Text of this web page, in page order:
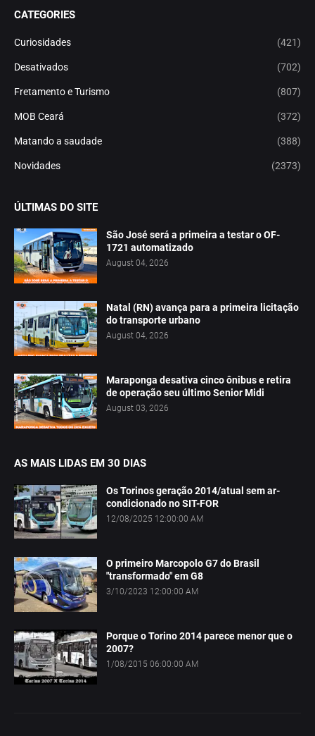
CATEGORIES
Curiosidades (421)
Desativados (702)
Fretamento e Turismo (807)
MOB Ceará (372)
Matando a saudade (388)
Novidades (2373)
ÚLTIMAS DO SITE
São José será a primeira a testar o OF-
1721 automatizado
August 04, 2026
Natal (RN) avança para a primeira licitação
do transporte urbano
August 04, 2026
Maraponga desativa cinco ônibus e retira
de operação seu último Senior Midi
August 03, 2026
AS MAIS LIDAS EM 30 DIAS
Os Torinos geração 2014/atual sem ar-
condicionado no SIT-FOR
12/08/2025 12:00:00 AM
O primeiro Marcopolo G7 do Brasil
"transformado" em G8
3/10/2023 12:00:00 AM
Porque o Torino 2014 parece menor que o
2007?
1/08/2015 06:00:00 AM